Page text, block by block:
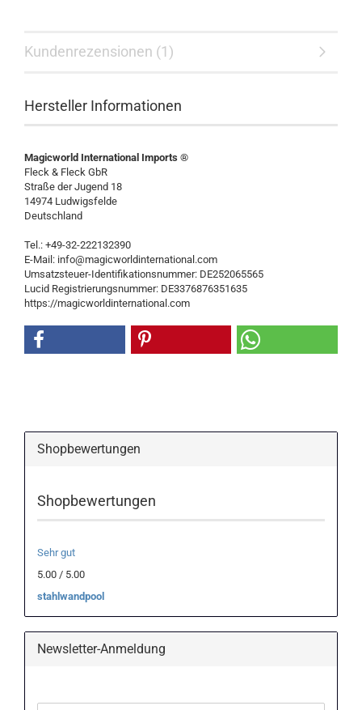
Kundenrezensionen (1)
Hersteller Informationen
Magicworld International Imports ®
Fleck & Fleck GbR
Straße der Jugend 18
14974 Ludwigsfelde
Deutschland
Tel.: +49-32-222132390
E-Mail: info@magicworldinternational.com
Umsatzsteuer-Identifikationsnummer: DE252065565
Lucid Registrierungsnummer: DE3376876351635
https://magicworldinternational.com
Shopbewertungen
Shopbewertungen
Sehr gut
5.00 / 5.00
stahlwandpool
Newsletter-Anmeldung